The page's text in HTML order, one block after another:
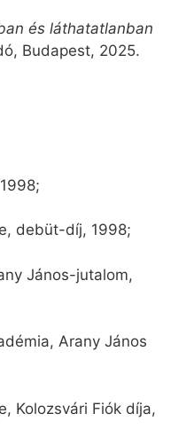
és láthatatlanban
Budapest, 2025.
debüt-díj, 1998;
János-jutalom,
Arany János
Kolozsvári Fiók díja,